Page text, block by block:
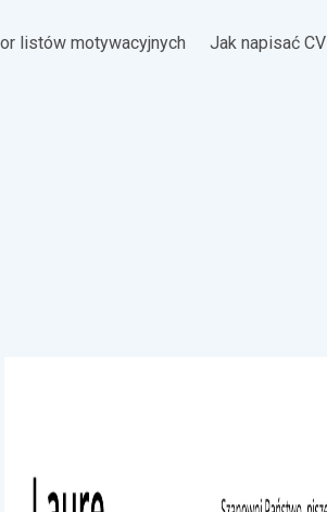
listów motywacyjnych Jak napisać CV